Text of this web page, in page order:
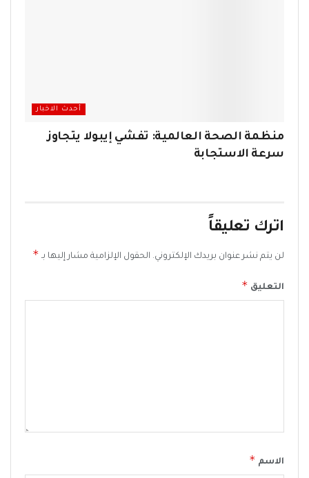
أحدث الاخبار
منظمة الصحة العالمية: تفشي إيبولا يتجاوز
سرعة الاستجابة
اترك تعليقاً
لن يتم نشر عنوان بريدك الإلكتروني. الحقول الإلزامية مشار إليها بـ *
التعليق *
الاسم *